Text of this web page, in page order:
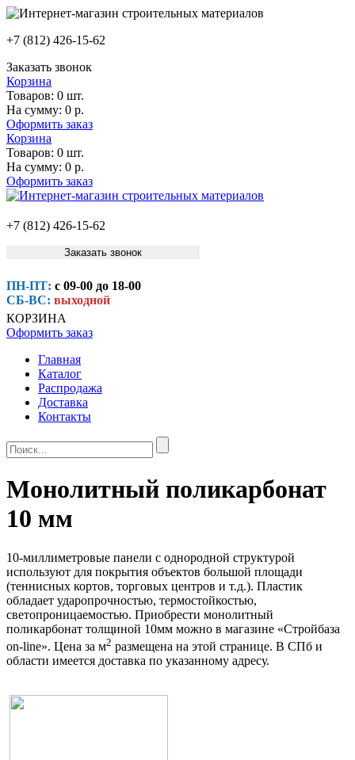
+7 (812) 426-15-62
Заказать звонок
Корзина
Товаров: 0 шт.
На сумму: 0 р.
Оформить заказ
Корзина
Товаров: 0 шт.
На сумму: 0 р.
Оформить заказ
+7 (812) 426-15-62
Заказать звонок
ПН-ПТ: с 09-00 до 18-00
СБ-ВС: выходной
КОРЗИНА
Оформить заказ
Главная
Каталог
Распродажа
Доставка
Контакты
Монолитный поликарбонат
10 мм
10-миллиметровые панели с однородной структурой
используют для покрытия объектов большой площади
(теннисных кортов, торговых центров и т.д.). Пластик
обладает ударопрочностью, термостойкостью,
светопроницаемостью. Приобрести монолитный
поликарбонат толщиной 10мм можно в магазине «Стройбаза
on-line». Цена за м2 размещена на этой странице. В СПб и
области имеется доставка по указанному адресу.